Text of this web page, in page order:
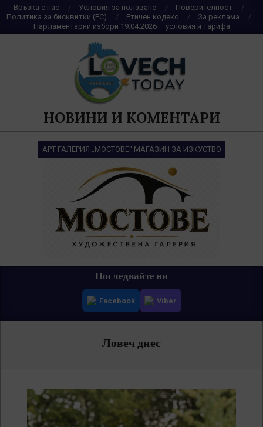
Skip
to
content
Връзка с нас Условия за ползване
Поверителност
Политика за бисквитки (ЕС)
Етичен кодекс
За реклама
Парламентарни избори 19.04.2026 – условия и тарифа
НОВИНИ И КОМЕНТАРИ
АРТ ГАЛЕРИЯ „МОСТОВЕ“ МАГАЗИН ЗА ИЗКУСТВО
Последвайте ни
Facebook Viber
Ловеч днес